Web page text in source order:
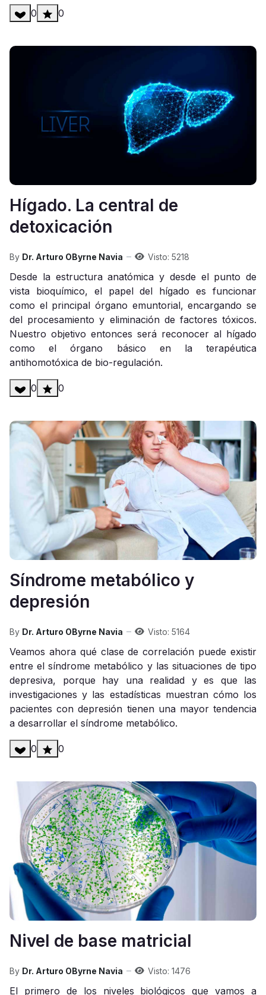
0 0
Hígado. La central de
detoxicación
By Dr. Arturo OByrne Navia Visto: 5218
Desde la estructura anatómica y desde el punto de
vista bioquímico, el papel del hígado es funcionar
como el principal órgano emuntorial, encargando se
del procesamiento y eliminación de factores tóxicos.
Nuestro objetivo entonces será reconocer al hígado
como el órgano básico en la terapéutica
antihomotóxica de bio-regulación.
0 0
Síndrome metabólico y
depresión
By Dr. Arturo OByrne Navia Visto: 5164
Veamos ahora qué clase de correlación puede existir
entre el síndrome metabólico y las situaciones de tipo
depresiva, porque hay una realidad y es que las
investigaciones y las estadísticas muestran cómo los
pacientes con depresión tienen una mayor tendencia
a desarrollar el síndrome metabólico.
0 0
Nivel de base matricial
By Dr. Arturo OByrne Navia Visto: 1476
El primero de los niveles biológicos que vamos a